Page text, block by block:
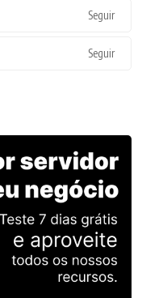
Seguir
Seguir